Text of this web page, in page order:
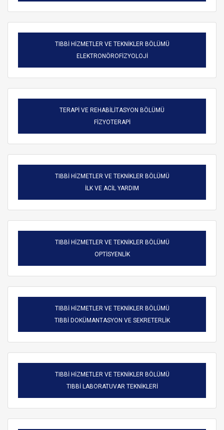
TIBBİ HİZMETLER VE TEKNİKLER BÖLÜMÜ
ELEKTRONÖROFİZYOLOJİ
TERAPİ VE REHABİLİTASYON BÖLÜMÜ
FİZYOTERAPİ
TIBBİ HİZMETLER VE TEKNİKLER BÖLÜMÜ
İLK VE ACİL YARDIM
TIBBİ HİZMETLER VE TEKNİKLER BÖLÜMÜ
OPTİSYENLİK
TIBBİ HİZMETLER VE TEKNİKLER BÖLÜMÜ
TIBBİ DOKÜMANTASYON VE SEKRETERLİK
TIBBİ HİZMETLER VE TEKNİKLER BÖLÜMÜ
TIBBİ LABORATUVAR TEKNİKLERİ